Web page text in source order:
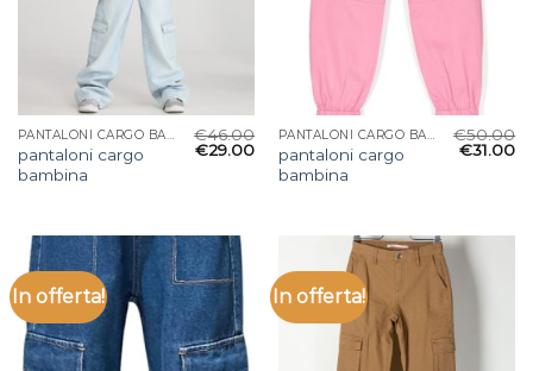
PANTALONI CARGO BAMBINA
pantaloni cargo
bambina
€46.00
€29.00
PANTALONI CARGO BAMBINA
pantaloni cargo
bambina
€50.00
€31.00
In offerta! In offerta!